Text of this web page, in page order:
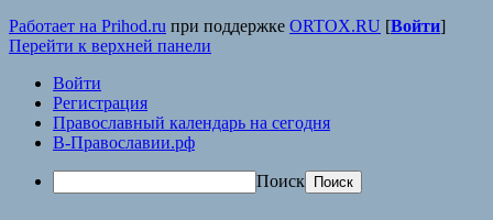
Работает на Prihod.ru при поддержке ORTOX.RU [Войти]
Перейти к верхней панели
Войти
Регистрация
Православный календарь на сегодня
В-Православии.рф
Поиск